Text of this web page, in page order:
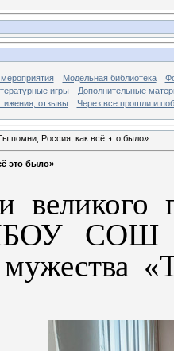
Модельная библиотека
игры
Дополнительные
отзывы
Через все прошли и
помни, Россия, как всё это было»
это было»
СОШ